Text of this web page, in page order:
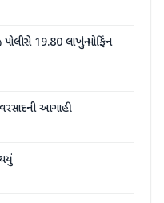
19.80 લાખનું મોર્ફિન
આગાહી